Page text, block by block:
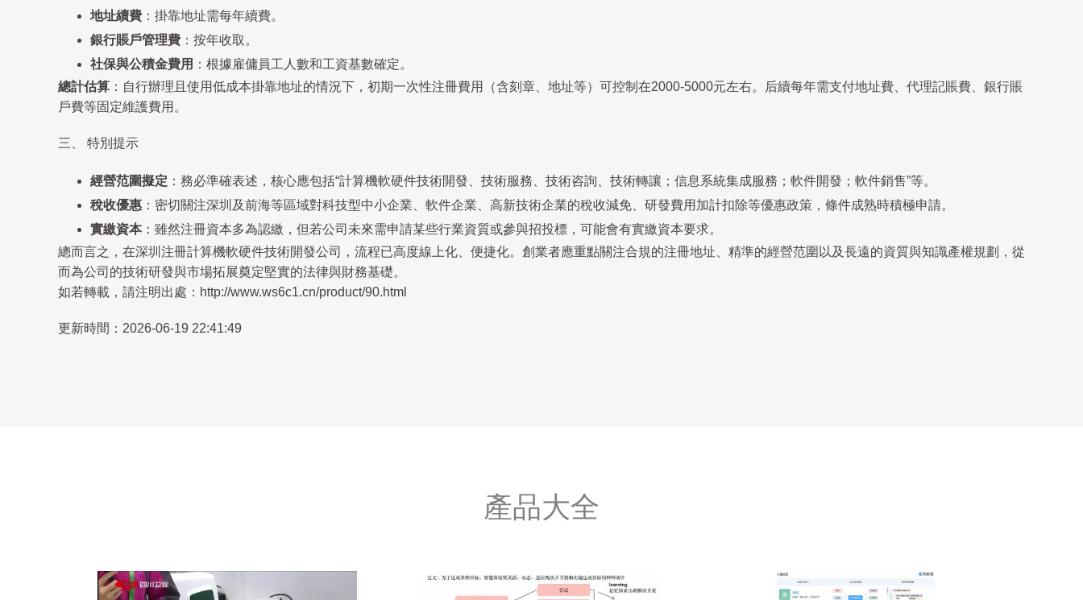
地址續費 ：掛靠地址需每年續費。
銀行賬戶管理費 ：按年收取。
社保與公積金費用 ：根據雇傭員工人數和工資基數確定。
總計估算 ：自行辦理且使用低成本掛靠地址的情況下，初期一次性注冊費用（含刻章、地址等）可控制在2000-5000元左右。后續每年需支付地址費、代理記賬費、銀行賬
戶費等固定維護費用。
三、 特別提示
經營范圍擬定 ：務必準確表述，核心應包括“計算機軟硬件技術開發、技術服務、技術咨詢、技術轉讓；信息系統集成服務；軟件開發；軟件銷售”等。
稅收優惠 ：密切關注深圳及前海等區域對科技型中小企業、軟件企業、高新技術企業的稅收減免、研發費用加計扣除等優惠政策，條件成熟時積極申請。
實繳資本：雖然注冊資本多為認繳，但若公司未來需申請某些行業資質或參與招投標，可能會有實繳資本要求。
總而言之，在深圳注冊計算機軟硬件技術開發公司，流程已高度線上化、便捷化。創業者應重點關注合規的注冊地址、精準的經營范圍以及長遠的資質與知識產權規劃，從
而為公司的技術研發與市場拓展奠定堅實的法律與財務基礎。
如若轉載，請注明出處：http://www.ws6c1.cn/product/90.html
更新時間：2026-06-19 22:41:49
產品大全